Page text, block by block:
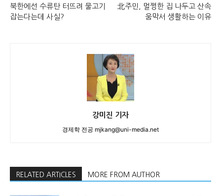
북한에선 수류탄 터뜨려 물고기
잡는다는데 사실?
北주민, 멀쩡한 집 나두고 산속
움막서 생활하는 이유
강미진 기자
경제학 전공 mjkang@uni-media.net
RELATED ARTICLES MORE FROM AUTHOR